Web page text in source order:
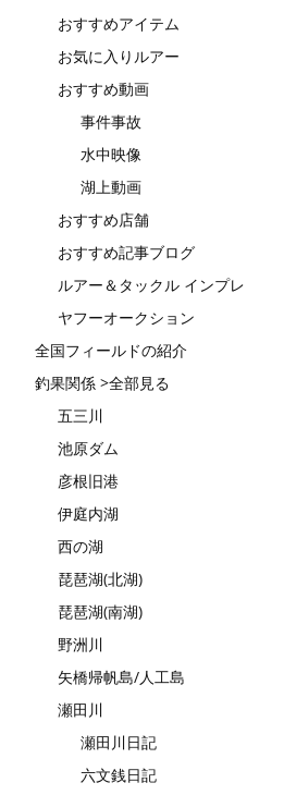
おすすめアイテム
お気に入りルアー
おすすめ動画
事件事故
水中映像
湖上動画
おすすめ店舗
おすすめ記事ブログ
ルアー＆タックル インプレ
ヤフーオークション
全国フィールドの紹介
釣果関係 >全部見る
五三川
池原ダム
彦根旧港
伊庭内湖
西の湖
琵琶湖(北湖)
琵琶湖(南湖)
野洲川
矢橋帰帆島/人工島
瀬田川
瀬田川日記
六文銭日記